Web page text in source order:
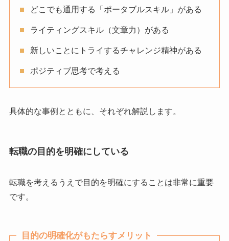
どこでも通用する「ポータブルスキル」がある
ライティングスキル（文章力）がある
新しいことにトライするチャレンジ精神がある
ポジティブ思考で考える
具体的な事例とともに、それぞれ解説します。
転職の目的を明確にしている
転職を考えるうえで目的を明確にすることは非常に重要
です。
目的の明確化がもたらすメリット